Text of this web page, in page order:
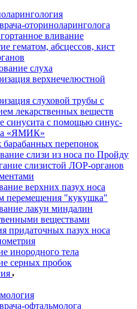
оториноларинголога
вливание
гематом, абсцессов, кист
слуха
верхнечелюстной
слуховой трубы с
лекарственных веществ
синусита с помощью синус-
«ЯМИК»
перепонок
слизи из носа по Пройду
слизистой ЛОР-органов
верхних пазух носа
перемещения "кукушка"
лакун миндалин
веществами
придаточных пазух носа
инородного тела
серных пробок
офтальмолога